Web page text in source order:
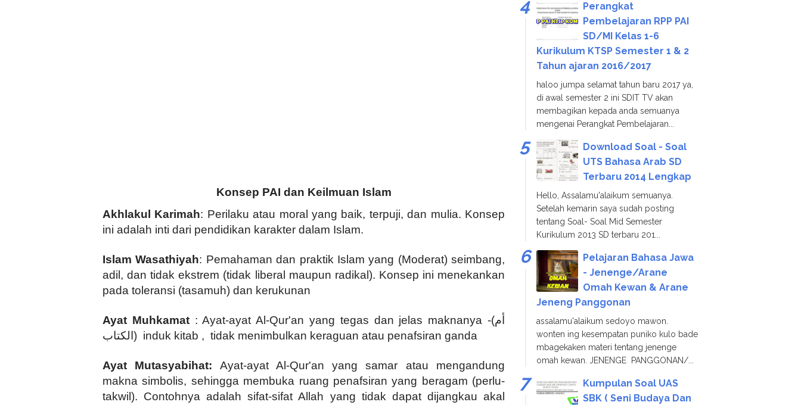
Konsep PAI dan Keilmuan Islam
Akhlakul Karimah: Perilaku atau moral yang baik, terpuji, dan mulia. Konsep
ini adalah inti dari pendidikan karakter dalam Islam.
Islam Wasathiyah: Pemahaman dan praktik Islam yang (Moderat) seimbang,
adil, dan tidak ekstrem (tidak liberal maupun radikal). Konsep ini menekankan
pada toleransi (tasamuh) dan kerukunan
Ayat Muhkamat: Ayat-ayat Al-Qur'an yang tegas dan jelas maknanya -(أم
الكتاب ) induk kitab , tidak menimbulkan keraguan atau penafsiran ganda
Ayat Mutasyabihat: Ayat-ayat Al-Qur'an yang samar atau mengandung
makna simbolis, sehingga membuka ruang penafsiran yang beragam (perlu-
takwil). Contohnya adalah sifat-sifat Allah yang tidak dapat dijangkau akal
Perangkat
Pembelajaran RPP PAI
SD/MI Kelas 1-6
Kurikulum KTSP Semester 1 & 2
Tahun ajaran 2016/2017
haloo jumpa selamat tahun baru 2017 ya,
di awal semester 2 ini SDIT TV akan
membagikan kepada anda semuanya
mengenai Perangkat Pembelajaran...
Download Soal - Soal
UTS Bahasa Arab SD
Terbaru 2014 Lengkap
Hello, Assalamu'alaikum semuanya.
Setelah kemarin saya sudah posting
tentang Soal- Soal Mid Semester
Kurikulum 2013 SD terbaru 201...
Pelajaran Bahasa Jawa
- Jenenge/Arane
Omah Kewan & Arane
Jeneng Panggonan
assalamu'alaikum sedoyo mawon.
wonten ing kesempatan puniko kulo bade
mbagekaken materi tentang jenenge
omah kewan. JENENGE PANGGONAN/...
Kumpulan Soal UAS
SBK ( Seni Budaya Dan